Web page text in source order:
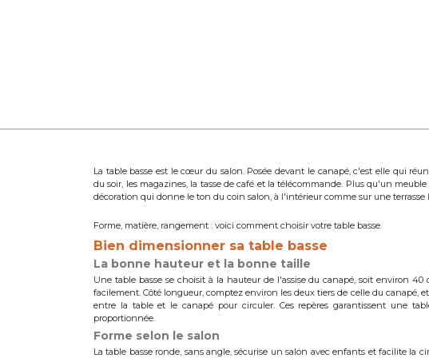
La table basse est le cœur du salon. Posée devant le canapé, c'est elle qui
du soir, les magazines, la tasse de café et la télécommande. Plus qu'un
décoration qui donne le ton du coin salon, à l'intérieur comme sur une terrasse
Forme, matière, rangement : voici comment choisir votre table basse.
Bien dimensionner sa table basse
La bonne hauteur et la bonne taille
Une table basse se choisit à la hauteur de l'assise du canapé, soit environ 40
facilement. Côté longueur, comptez environ les deux tiers de celle du canapé,
entre la table et le canapé pour circuler. Ces repères garantissent une
proportionnée.
Forme selon le salon
La table basse ronde, sans angle, sécurise un salon avec enfants et facilite la